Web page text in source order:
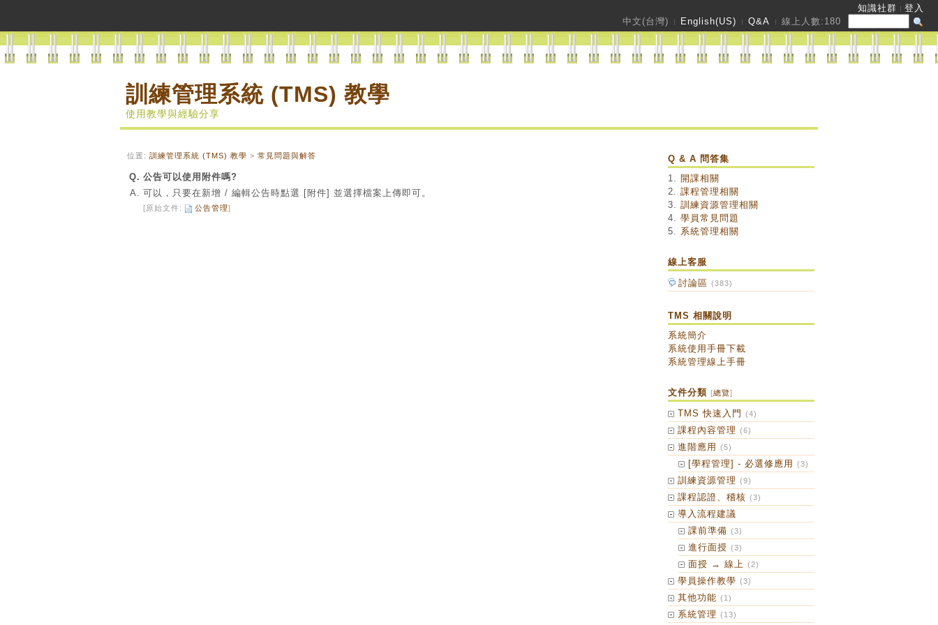
知識社群
登入
中文(台灣)
English(US) Q&A 線上人數: 180
訓練管理系統 (TMS) 教學
使用教學與經驗分享
Q & A 問答集
1. 開課相關
2. 課程管理相關
3. 訓練資源管理相關
4. 學員常見問題
5. 系統管理相關
線上客服
討論區 (383)
TMS 相關說明
系統簡介
系統使用手冊下載
系統管理線上手冊
文件分類 [總覽]
TMS 快速入門 (4)
課程內容管理 (6)
進階應用 (5)
[學程管理] - 必選修應用 (3)
訓練資源管理 (9)
課程認證、稽核 (3)
導入流程建議
課前準備 (3)
進行面授 (3)
面授 → 線上 (2)
學員操作教學 (3)
其他功能 (1)
系統管理 (13)
位置: 訓練管理系統 (TMS) 教學 > 常見問題與解答
Q. 公告可以使用附件嗎?
A. 可以，只要在新增 / 編輯公告時點選 [附件] 並選擇檔案上傳即可。
[原始文件: 公告管理]